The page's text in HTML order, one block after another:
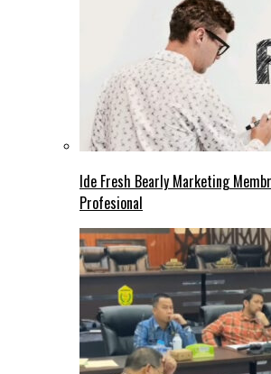
Ide Fresh Bearly Marketing
Profesional